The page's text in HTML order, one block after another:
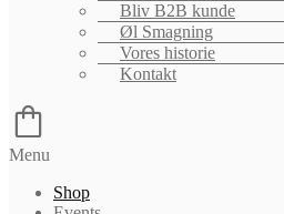
Bliv B2B kunde
Øl Smagning
Vores historie
Kontakt
Menu
Shop